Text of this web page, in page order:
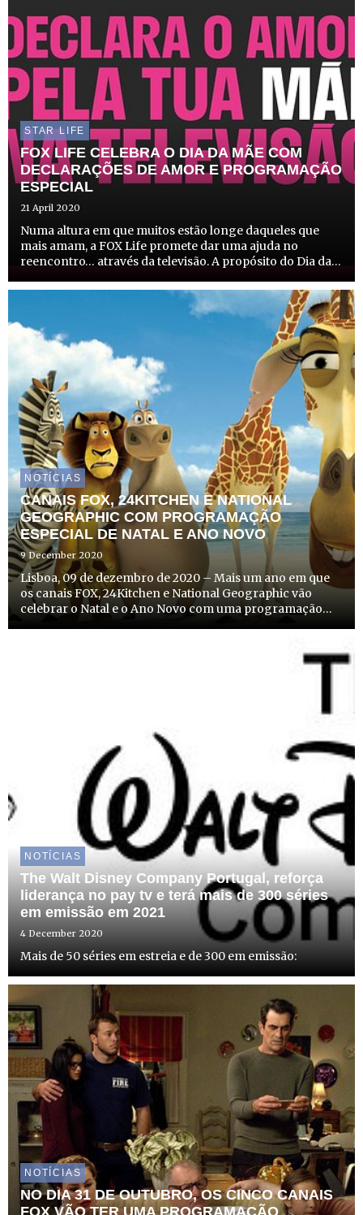
STAR LIFE
FOX LIFE CELEBRA O DIA DA MÃE COM
DECLARAÇÕES DE AMOR E PROGRAMAÇÃO
ESPECIAL
21 April 2020
Numa altura em que muitos estão longe daqueles que
mais amam, a FOX Life promete dar uma ajuda no
reencontro… através da televisão. A propósito do Dia da
seus espectadores de partilharem o que sentem pelas
NOTÍCIAS
CANAIS FOX, 24KITCHEN E NATIONAL
GEOGRAPHIC COM PROGRAMAÇÃO
ESPECIAL DE NATAL E ANO NOVO
9 December 2020
Lisboa, 09 de dezembro de 2020 – Mais um ano em que
os canais FOX, 24Kitchen e National Geographic vão
celebrar o Natal e o Ano Novo com uma programação
NOTÍCIAS
The Walt Disney Company Portugal, reforça
liderança no pay tv e terá mais de 300 séries
em emissão em 2021
4 December 2020
Mais de 50 séries em estreia e de 300 em emissão:
NOTÍCIAS
NO DIA 31 DE OUTUBRO, OS CINCO CANAIS
FOX VÃO TER UMA PROGRAMAÇÃO